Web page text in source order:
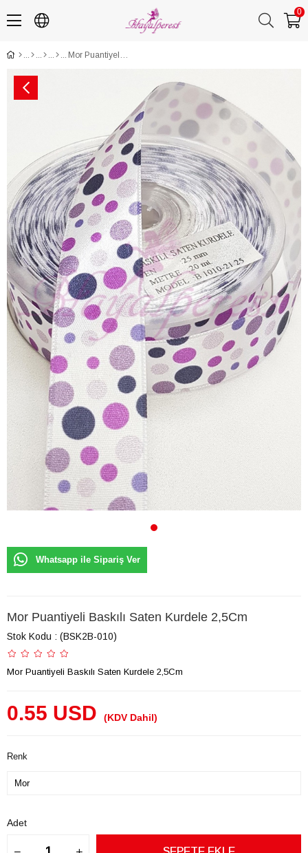
0
Mor Puantiyeli Baskılı Saten Kurdele 2,5Cm
Whatsapp ile Sipariş Ver
Mor Puantiyeli Baskılı Saten Kurdele 2,5Cm
Stok Kodu (BSK2B-010)
Mor Puantiyeli Baskılı Saten Kurdele 2,5Cm
0.55 USD (KDV Dahil)
Renk
Adet